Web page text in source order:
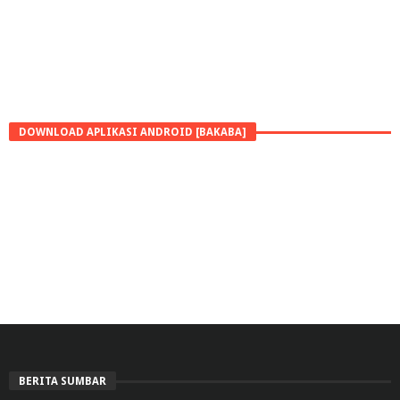
DOWNLOAD APLIKASI ANDROID [BAKABA]
BERITA SUMBAR